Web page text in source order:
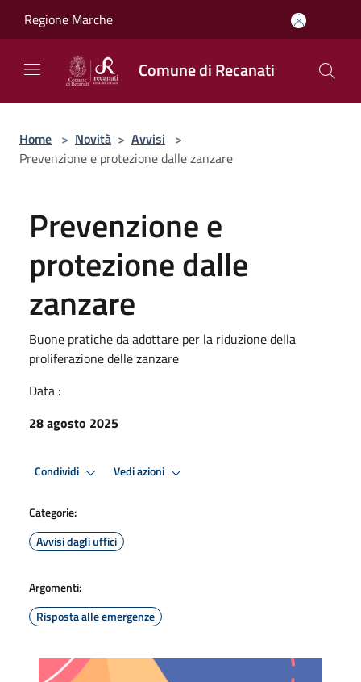
Regione Marche
Comune di Recanati
Home > Novità > Avvisi >
Prevenzione e protezione dalle zanzare
Prevenzione e
protezione dalle
zanzare
Buone pratiche da adottare per la riduzione della
proliferazione delle zanzare
Data :
28 agosto 2025
Condividi Vedi azioni
Categorie:
Avvisi dagli uffici
Argomenti:
Risposta alle emergenze